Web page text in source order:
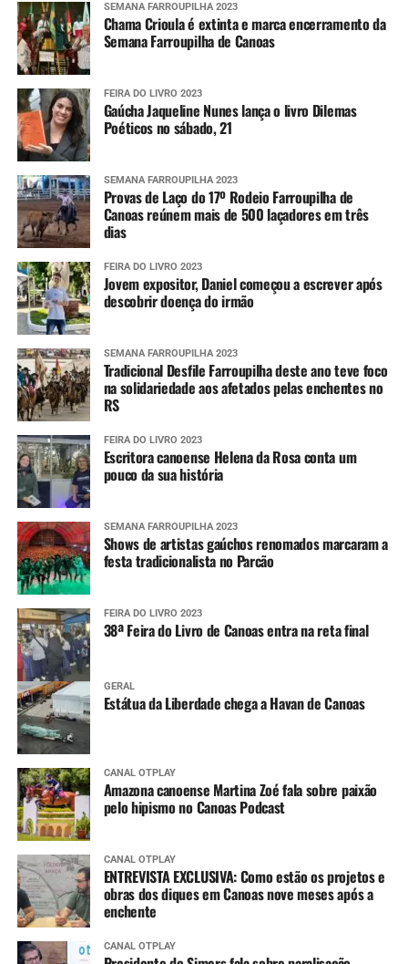
SEMANA FARROUPILHA 2023
Chama Crioula é extinta e marca encerramento da
Semana Farroupilha de Canoas
FEIRA DO LIVRO 2023
Gaúcha Jaqueline Nunes lança o livro Dilemas
Poéticos no sábado, 21
SEMANA FARROUPILHA 2023
Provas de Laço do 17º Rodeio Farroupilha de
Canoas reúnem mais de 500 laçadores em três
dias
FEIRA DO LIVRO 2023
Jovem expositor, Daniel começou a escrever após
descobrir doença do irmão
SEMANA FARROUPILHA 2023
Tradicional Desfile Farroupilha deste ano teve foco
na solidariedade aos afetados pelas enchentes no
RS
FEIRA DO LIVRO 2023
Escritora canoense Helena da Rosa conta um
pouco da sua história
SEMANA FARROUPILHA 2023
Shows de artistas gaúchos renomados marcaram a
festa tradicionalista no Parcão
FEIRA DO LIVRO 2023
38ª Feira do Livro de Canoas entra na reta final
GERAL
Estátua da Liberdade chega a Havan de Canoas
CANAL OTPLAY
Amazona canoense Martina Zoé fala sobre paixão
pelo hipismo no Canoas Podcast
CANAL OTPLAY
ENTREVISTA EXCLUSIVA: Como estão os projetos e
obras dos diques em Canoas nove meses após a
enchente
CANAL OTPLAY